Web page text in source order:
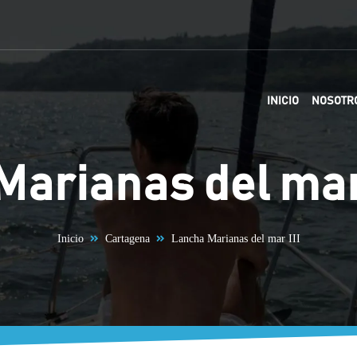
INICIO
del
Inicio Cartagena Lancha Marianas del mar III